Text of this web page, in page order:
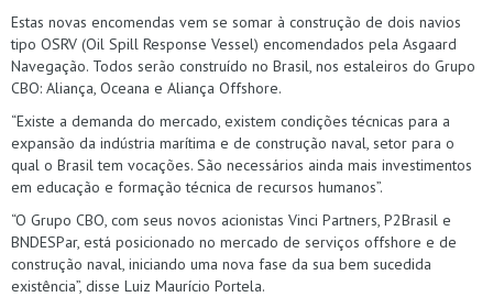
Estas novas encomendas vem se somar à construção de dois navios
tipo OSRV (Oil Spill Response Vessel) encomendados pela Asgaard
Navegação. Todos serão construído no Brasil, nos estaleiros do Grupo
CBO: Aliança, Oceana e Aliança Offshore.
“Existe a demanda do mercado, existem condições técnicas para a
expansão da indústria marítima e de construção naval, setor para o
qual o Brasil tem vocações. São necessários ainda mais investimentos
em educação e formação técnica de recursos humanos”.
“O Grupo CBO, com seus novos acionistas Vinci Partners, P2Brasil e
BNDESPar, está posicionado no mercado de serviços offshore e de
construção naval, iniciando uma nova fase da sua bem sucedida
existência”, disse Luiz Maurício Portela.